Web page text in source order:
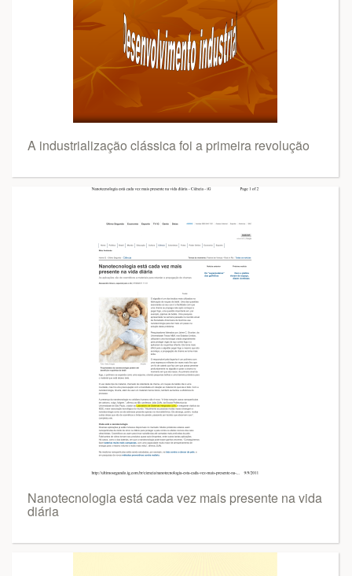
A industrialização clássica foi a primeira revolução
Nanotecnologia está cada vez mais presente na vida
diária